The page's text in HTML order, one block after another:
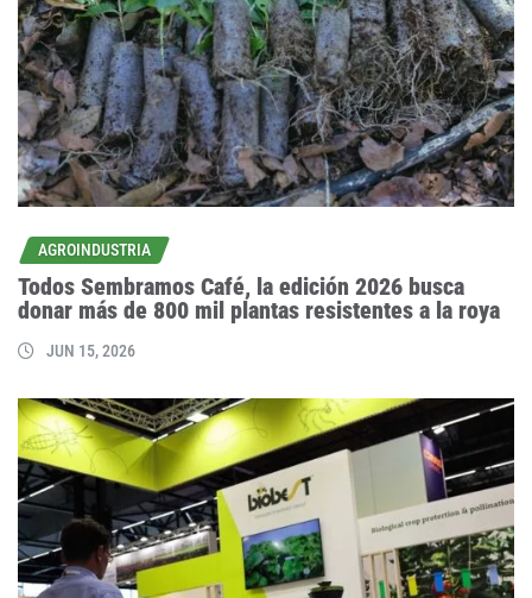
AGROINDUSTRIA
Todos Sembramos Café, la edición 2026 busca
donar más de 800 mil plantas resistentes a la roya
JUN 15, 2026